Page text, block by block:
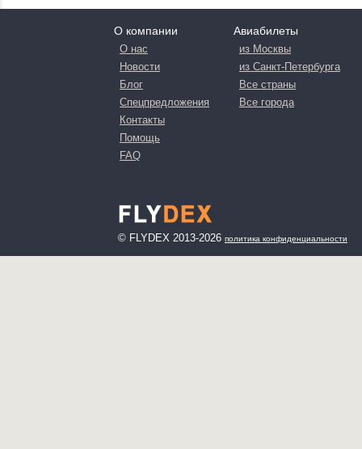
О компании
О нас
Новости
Блог
Спецпредложения
Контакты
Помощь
FAQ
Авиабилеты
из Москвы
из Санкт-Петербурга
Все страны
Все города
© FLYDEX 2013-2026 политика конфиденциальности